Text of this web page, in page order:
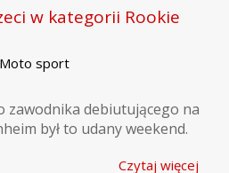
w kategorii Rookie
sport
zawodnika debiutującego na
był to udany weekend.
Czytaj więcej